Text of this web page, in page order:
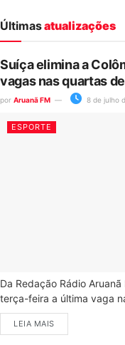
Últimasatualizações
Suíça elimina a
vagas nas quartas
por Aruanã FM 8 de julho
ESPORTE
Da Redação Rádio
terça-feira a última vaga
LEIA MAIS